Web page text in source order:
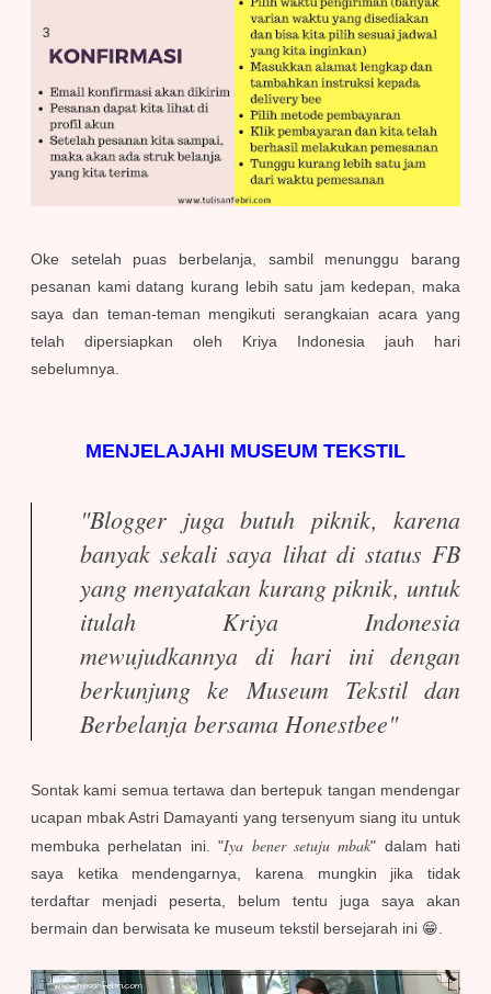
Oke setelah puas berbelanja, sambil menunggu barang
pesanan kami datang kurang lebih satu jam kedepan, maka
saya dan teman-teman mengikuti serangkaian acara yang
telah dipersiapkan oleh Kriya Indonesia jauh hari
sebelumnya.
MENJELAJAHI MUSEUM TEKSTIL
"Blogger juga butuh piknik, karena
banyak sekali saya lihat di status FB
yang menyatakan kurang piknik, untuk
itulah Kriya Indonesia
mewujudkannya di hari ini dengan
berkunjung ke Museum Tekstil dan
Berbelanja bersama Honestbee"
Sontak kami semua tertawa dan bertepuk tangan mendengar
ucapan mbak Astri Damayanti yang tersenyum siang itu untuk
membuka perhelatan ini. "Iya bener setuju mbak" dalam hati
saya ketika mendengarnya, karena mungkin jika tidak
terdaftar menjadi peserta, belum tentu juga saya akan
bermain dan berwisata ke museum tekstil bersejarah ini 😁.